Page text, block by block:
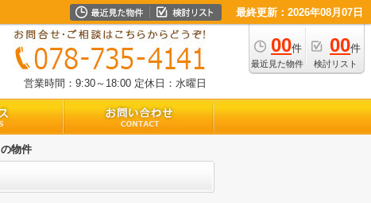
最終更新：2026年08月07日
00件
最近見た物件
00件
検討リスト
営業時間：9:30～18:00 定休日：水曜日
物件